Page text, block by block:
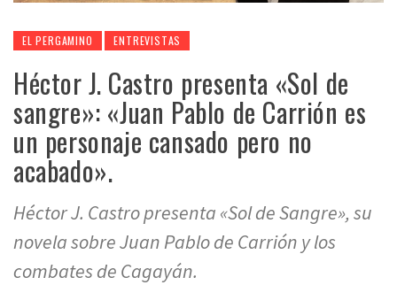
EL PERGAMINO ENTREVISTAS
Héctor J. Castro presenta «Sol de
sangre»: «Juan Pablo de Carrión es
un personaje cansado pero no
acabado».
Héctor J. Castro presenta «Sol de Sangre», su
novela sobre Juan Pablo de Carrión y los
combates de Cagayán.